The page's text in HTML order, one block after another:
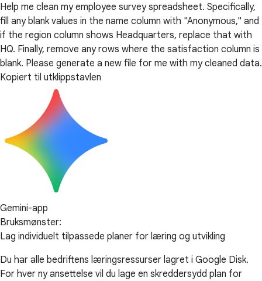
Help me clean my employee survey spreadsheet. Specifically,
fill any blank values in the name column with "Anonymous," and
if the region column shows Headquarters, replace that with
HQ. Finally, remove any rows where the satisfaction column is
blank. Please generate a new file for me with my cleaned data.
Kopiert til utklippstavlen
Gemini-app
Bruksmønster:
Lag individuelt tilpassede planer for læring og utvikling
Du har alle bedriftens læringsressurser lagret i Google Disk.
For hver ny ansettelse vil du lage en skreddersydd plan for